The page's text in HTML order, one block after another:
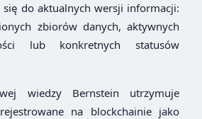
się do aktualnych wersji informacji:
zbiorów danych, aktywnych
lub konkretnych statusów
wiedzy Bernstein utrzymuje
na blockchainie jako